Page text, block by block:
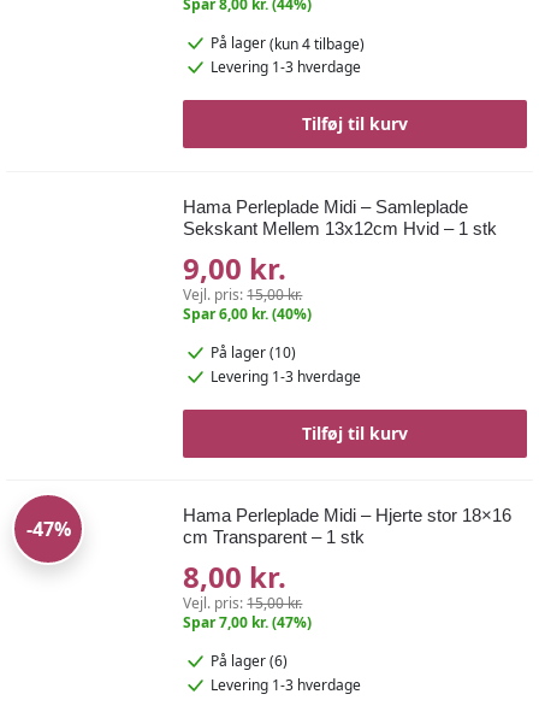
Spar 8,00 kr. (44%)
På lager(kun 4 tilbage)
Levering 1-3 hverdage
Tilføj til kurv
Hama Perleplade Midi – Samleplade
Sekskant Mellem 13x12cm Hvid – 1 stk
9,00 kr.
Vejl. pris:15,00 kr.
Spar 6,00 kr. (40%)
På lager (10)
Levering 1-3 hverdage
Tilføj til kurv
-47%
Hama Perleplade Midi – Hjerte stor 18×16
cm Transparent – 1 stk
8,00 kr.
Vejl. pris:15,00 kr.
Spar 7,00 kr. (47%)
På lager (6)
Levering 1-3 hverdage